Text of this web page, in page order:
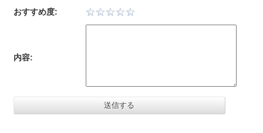
おすすめ度:
内容: